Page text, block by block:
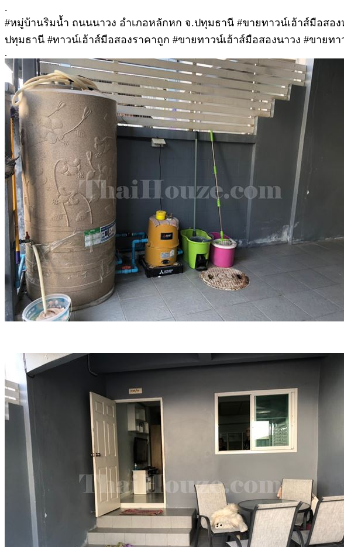
.
#หมู่บ้านริมน้ำ ถนนนาวง อำเภอหลักหก จ.ปทุมธานี #ขายทาวน์เฮ้าส์มือสอ
ปทุมธานี #ทาวน์เฮ้าส์มือสองราคาถูก #ขายทาวน์เฮ้าส์มือสองนาวง #ขาย
.